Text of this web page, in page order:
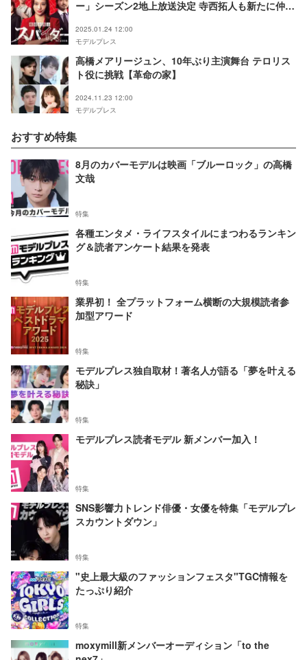
ー」シーズン2地上放送決定 寺西拓人も新たに仲間
2025.01.24 12:00
モデルプレス
高橋メアリージュン、10年ぶり主演舞台 テロリス
ト役に挑戦【革命の家】
2024.11.23 12:00
モデルプレス
おすすめ特集
8月のカバーモデルは映画「ブルーロック」の高橋
文哉
特集
各種エンタメ・ライフスタイルにまつわるランキン
グ＆読者アンケート結果を発表
特集
業界初！ 全プラットフォーム横断の大規模読者参
加型アワード
特集
モデルプレス独自取材！著名人が語る「夢を叶える
秘訣」
特集
モデルプレス読者モデル 新メンバー加入！
特集
SNS影響力トレンド俳優・女優を特集「モデルプレ
スカウントダウン」
特集
"史上最大級のファッションフェスタ"TGC情報を
たっぷり紹介
特集
moxymill新メンバーオーディション「to the